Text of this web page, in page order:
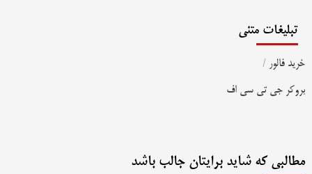
تبلیغات متنی
خرید فالور /
بروکر جی تی سی اف
مطالبی که شاید برایتان جالب باشد